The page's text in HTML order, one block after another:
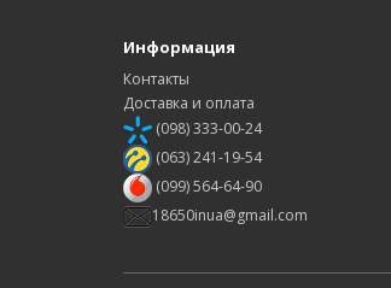
Информация
Контакты
Доставка и оплата
(098) 333-00-24
(063) 241-19-54
(099) 564-64-90
18650inua@gmail.com